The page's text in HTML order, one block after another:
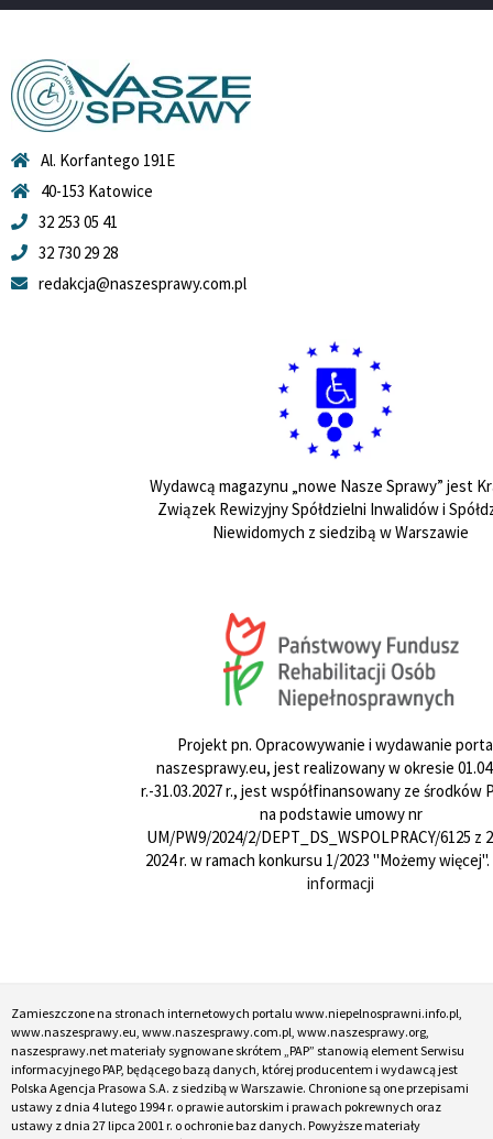
Al. Korfantego 191E
40-153 Katowice
32 253 05 41
32 730 29 28
redakcja@naszesprawy.com.pl
Wydawcą magazynu „nowe Nasze Sprawy” jest
Związek Rewizyjny Spółdzielni Inwalidów i
Niewidomych z siedzibą w Warszawie
Projekt pn. Opracowywanie i wydawanie
naszesprawy.eu, jest realizowany w okresie
r.-31.03.2027 r., jest współfinansowany ze środków
na podstawie umowy nr
UM/PW9/2024/2/DEPT_DS_WSPOLPRACY/6125 z
2024 r. w ramach konkursu 1/2023 "Możemy więcej".
informacji
Zamieszczone na stronach internetowych portalu www.niepelnosprawni.info.pl,
www.naszesprawy.eu, www.naszesprawy.com.pl, www.naszesprawy.org,
naszesprawy.net materiały sygnowane skrótem „PAP” stanowią element Serwisu
informacyjnego PAP, będącego bazą danych, której producentem i wydawcą jest
Polska Agencja Prasowa S.A. z siedzibą w Warszawie. Chronione są one przepisami
ustawy z dnia 4 lutego 1994 r. o prawie autorskim i prawach pokrewnych oraz
ustawy z dnia 27 lipca 2001 r. o ochronie baz danych. Powyższe materiały